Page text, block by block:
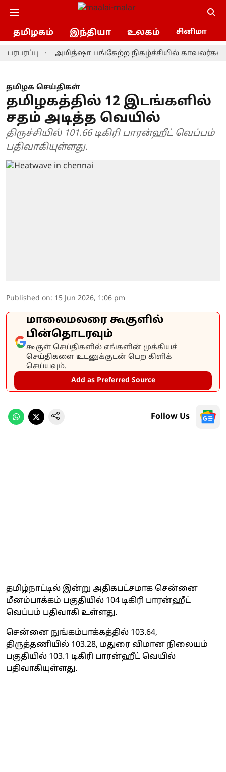
தமிழகம் இந்தியா உலகம் சினிமா
அமித்ஷா பங்கேற்ற நிகழ்ச்சியில் காவலர்கள்
தமிழக செய்திகள்
தமிழகத்தில் 12 இடங்களில்
சதம் அடித்த வெயில்
திருச்சியில் 101.66 டிகிரி பாரன்ஹீட் வெப்பம்
பதிவாகியுள்ளது.
Published on: 15 Jun 2026, 1:06 pm
மாலைமலரை கூகுளில்
பின்தொடரவும்
கூகுள் செய்திகளில் எங்களின் முக்கியச்
செய்திகளை உடனுக்குடன் பெற கிளிக்
செய்யவும்.
Add as Preferred Source
Follow Us
தமிழ்நாட்டில் இன்று அதிகபட்சமாக சென்னை
மீனம்பாக்கம் பகுதியில் 104 டிகிரி பாரன்ஹீட்
வெப்பம் பதிவாகி உள்ளது.
சென்னை நுங்கம்பாக்கத்தில் 103.64,
திருத்தணியில் 103.28, மதுரை விமான நிலையம்
பகுதியில் 103.1 டிகிரி பாரன்ஹீட் வெயில்
பதிவாகியுள்ளது.